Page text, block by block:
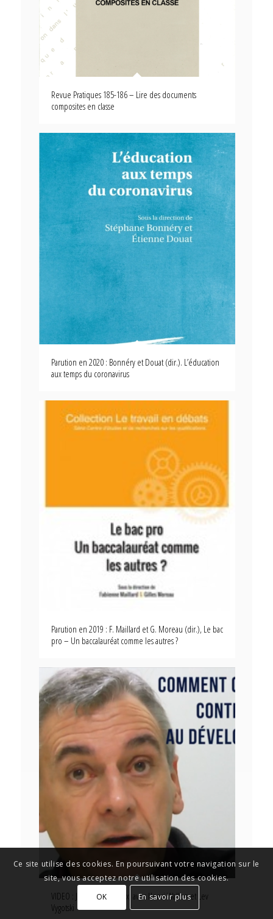
Revue Pratiques 185-186 – Lire des documents
composites en classe
Parution en 2020 : Bonnéry et Douat (dir.). L’éducation
aux temps du coronavirus
Parution en 2019 : F. Maillard et G. Moreau (dir.), Le bac
pro – Un baccalauréat comme les autres ?
VIDEO : Jean-Yves Rochex, avec Henri Wallon et Lev
Vygotski
Ce site utilise des cookies. En poursuivant votre navigation sur le
site, vous acceptez notre utilisation des cookies.
OK
En savoir plus